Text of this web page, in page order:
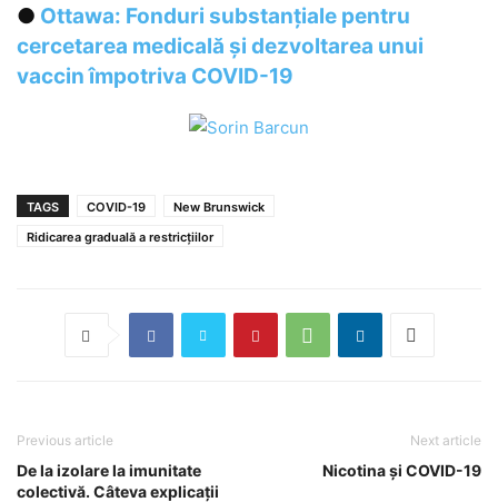
● Ottawa: Fonduri substanțiale pentru
cercetarea medicală și dezvoltarea unui
vaccin împotriva COVID-19
TAGS COVID-19
New Brunswick
Ridicarea graduală a restricțiilor
Previous article
De la izolare la imunitate
colectivă. Câteva explicații
Next article
Nicotina și COVID-19